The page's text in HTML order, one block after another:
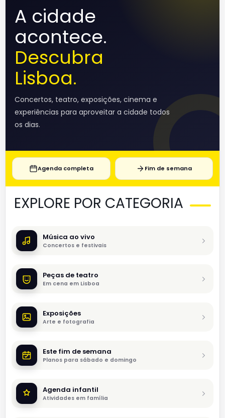
A cidade
acontece.
Descubra
Lisboa.
Concertos, teatro, exposições, cinema e
experiências para aproveitar a cidade todos
os dias.
Agenda completa Fim de semana
EXPLORE POR CATEGORIA
Música ao vivo
Concertos e festivais
Peças de teatro
Em cena em Lisboa
Exposições
Arte e fotografia
Este fim de semana
Planos para sábado e domingo
Agenda infantil
Atividades em família